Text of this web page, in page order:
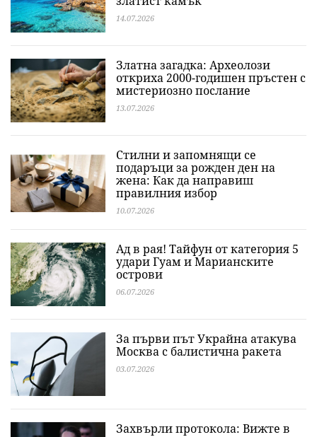
14.07.2026
Златна загадка: Археолози
откриха 2000-годишен пръстен с
мистериозно послание
13.07.2026
Стилни и запомнящи се
подаръци за рожден ден на
жена: Как да направиш
правилния избор
10.07.2026
Ад в рая! Тайфун от категория 5
удари Гуам и Марианските
острови
06.07.2026
За първи път Украйна атакува
Москва с балистична ракета
03.07.2026
Захвърли протокола: Вижте в